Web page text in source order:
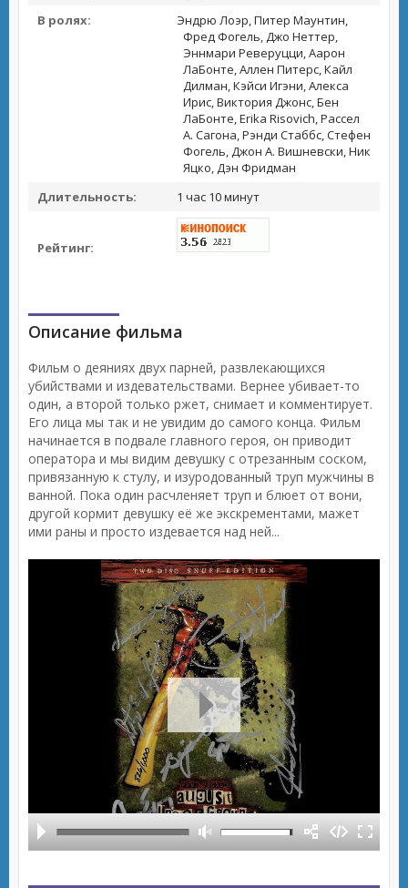
В ролях:
Эндрю Лоэр, Питер Маунтин,
Фред Фогель, Джо Неттер,
Эннмари Реверуцци, Аарон
ЛаБонте, Аллен Питерс, Кайл
Дилман, Кэйси Игэни, Алекса
Ирис, Виктория Джонс, Бен
ЛаБонте, Erika Risovich, Рассел
А. Сагона, Рэнди Стаббс, Стефен
Фогель, Джон А. Вишневски, Ник
Яцко, Дэн Фридман
Длительность:
1 час 10 минут
Рейтинг:
Описание фильма
Фильм о деяниях двух парней, развлекающихся
убийствами и издевательствами. Вернее убивает-то
один, а второй только ржет, снимает и комментирует.
Его лица мы так и не увидим до самого конца. Фильм
начинается в подвале главного героя, он приводит
оператора и мы видим девушку с отрезанным соском,
привязанную к стулу, и изуродованный труп мужчины в
ванной. Пока один расчленяет труп и блюет от вони,
другой кормит девушку её же экскрементами, мажет
ими раны и просто издевается над ней...